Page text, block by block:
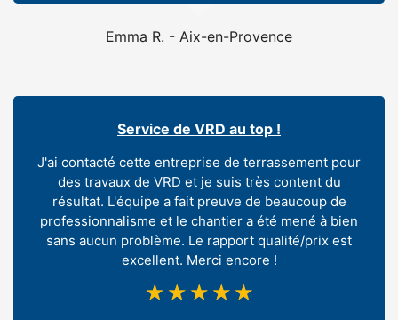
Emma R. - Aix-en-Provence
Service de VRD au top !
J'ai contacté cette entreprise de terrassement pour
des travaux de VRD et je suis très content du
résultat. L'équipe a fait preuve de beaucoup de
professionnalisme et le chantier a été mené à bien
sans aucun problème. Le rapport qualité/prix est
excellent. Merci encore !
☆ ☆ ☆ ☆ ☆